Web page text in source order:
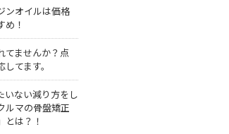
ンオイルは価格
め！
てませんか？点
てます。
いない減り方をし
ルマの骨盤矯正
は？！